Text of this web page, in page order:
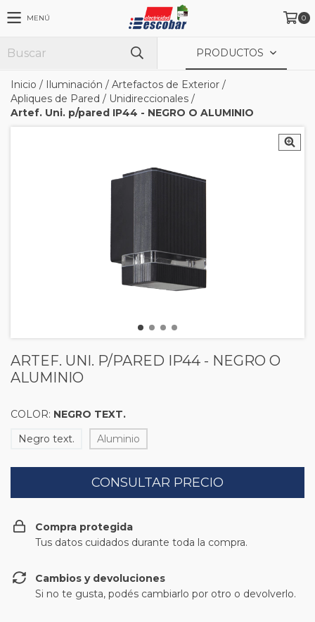
MENÚ 0
PRODUCTOS
Inicio / Iluminación / Artefactos de Exterior /
Apliques de Pared / Unidireccionales /
Artef. Uni. p/pared IP44 - NEGRO O ALUMINIO
ARTEF. UNI. P/PARED IP44 - NEGRO O
ALUMINIO
COLOR: NEGRO TEXT.
Negro text.
Aluminio
Compra protegida
Tus datos cuidados durante toda la compra.
Cambios y devoluciones
Si no te gusta, podés cambiarlo por otro o devolverlo.